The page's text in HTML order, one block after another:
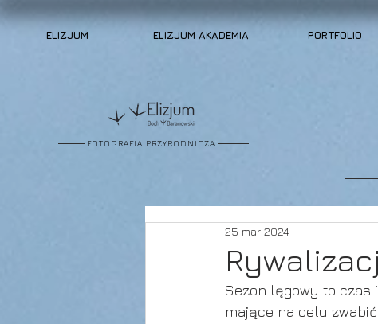
ELIZJUM ELIZJUM AKADEMIA PORTFOLIO
FOTOGRAFIA PRZYRODNICZA
25 mar 2024
Sezon lęgowy to czas
mające na celu